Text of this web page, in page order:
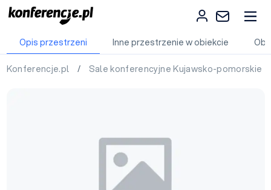
Opis przestrzeni Inne przestrzenie w obiekcie
Konferencje.pl / Sale konferencyjne Kujawsko-pomorskie